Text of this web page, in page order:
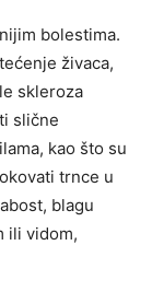
bolestima.
živaca,
skleroza
slične
kao što su
trnce u
blagu
ili vidom,